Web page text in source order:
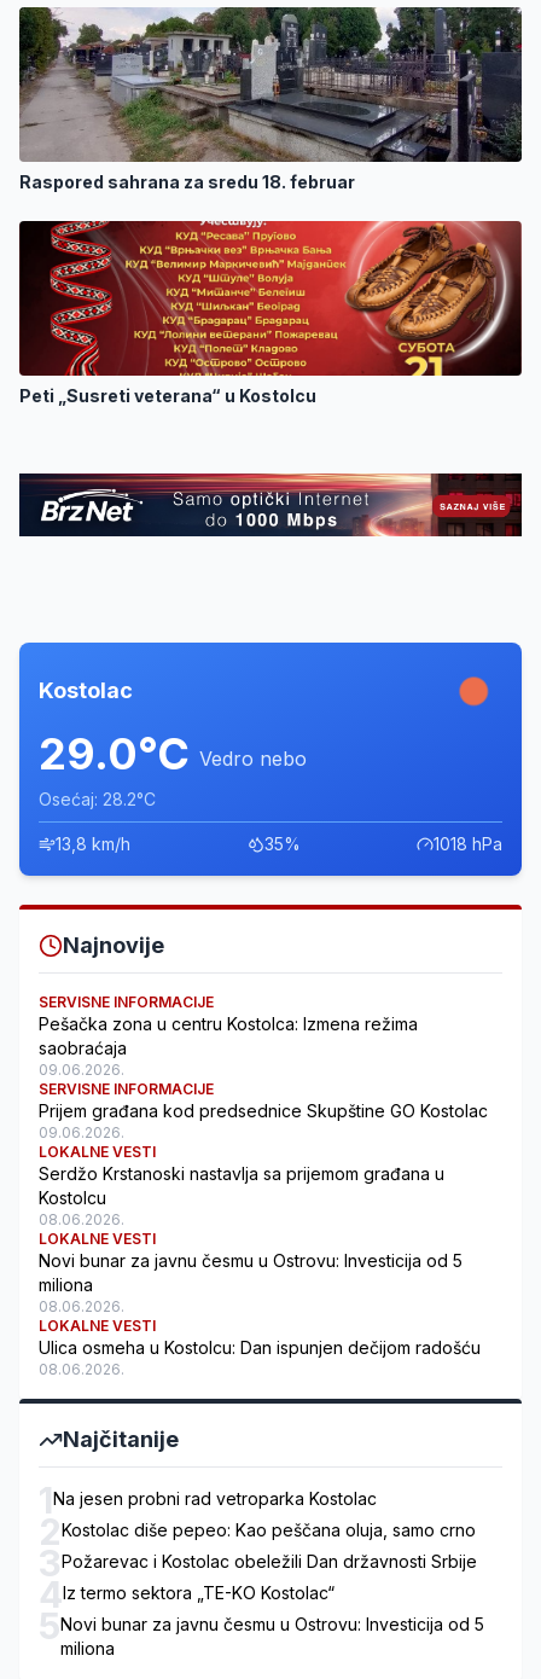
Raspored sahrana za sredu 18. februar
Peti „Susreti veterana“ u Kostolcu
Kostolac
29.0°C Vedro nebo
Osećaj: 28.2°C
13,8 km/h 35% 1018 hPa
Najnovije
SERVISNE INFORMACIJE
Pešačka zona u centru Kostolca: Izmena režima
saobraćaja
09.06.2026.
SERVISNE INFORMACIJE
Prijem građana kod predsednice Skupštine GO Kostolac
09.06.2026.
LOKALNE VESTI
Serdžo Krstanoski nastavlja sa prijemom građana u
Kostolcu
08.06.2026.
LOKALNE VESTI
Novi bunar za javnu česmu u Ostrovu: Investicija od 5
miliona
08.06.2026.
LOKALNE VESTI
Ulica osmeha u Kostolcu: Dan ispunjen dečijom radošću
08.06.2026.
Najčitanije
1Na jesen probni rad vetroparka Kostolac
2Kostolac diše pepeo: Kao peščana oluja, samo crno
3Požarevac i Kostolac obeležili Dan državnosti Srbije
4Iz termo sektora „TE-KO Kostolac“
5Novi bunar za javnu česmu u Ostrovu: Investicija od 5
miliona